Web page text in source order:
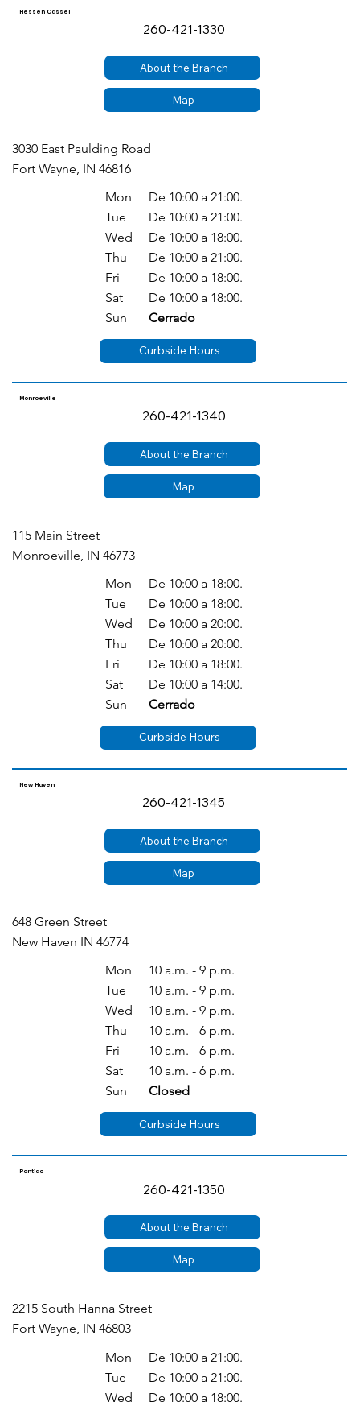
Hessen Cassel
260-421-1330
Map
About the Branch
3030 East Paulding Road
Fort Wayne, IN 46816
Mon
Tue
Wed
Thu
Fri
Sat
Sun
De 10:00 a 21:00.
De 10:00 a 21:00.
De 10:00 a 18:00.
De 10:00 a 21:00.
De 10:00 a 18:00.
De 10:00 a 18:00.
Cerrado
Curbside Hours
Monroeville
260-421-1340
Map
About the Branch
115 Main Street
Monroeville, IN 46773
Mon
Tue
Wed
Thu
Fri
Sat
Sun
De 10:00 a 18:00.
De 10:00 a 18:00.
De 10:00 a 20:00.
De 10:00 a 20:00.
De 10:00 a 18:00.
De 10:00 a 14:00.
Cerrado
Curbside Hours
New Haven
260-421-1345
Map
About the Branch
648 Green Street
New Haven IN 46774
Mon
Tue
Wed
Thu
Fri
Sat
Sun
10 a.m. - 9 p.m.
10 a.m. - 9 p.m.
10 a.m. - 9 p.m.
10 a.m. - 6 p.m.
10 a.m. - 6 p.m.
10 a.m. - 6 p.m.
Closed
Curbside Hours
Pontiac
260-421-1350
Map
About the Branch
2215 South Hanna Street
Fort Wayne, IN 46803
Mon
Tue
Wed
De 10:00 a 21:00.
De 10:00 a 21:00.
De 10:00 a 18:00.